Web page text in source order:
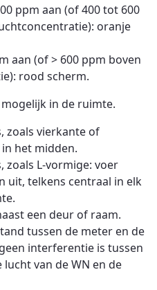
ppm aan (of 400 tot 600
oranje
aan (of > 600 ppm boven
rood scherm.
in de ruimte.
zoals vierkante of
het midden.
zoals L-vormige: voer
uit, telkens centraal in elk
een deur of raam.
tussen de meter en de
interferentie is tussen
van de WN en de